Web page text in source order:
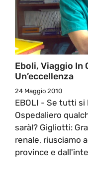
Eboli, Viaggio In
Un’eccellenza
24 Maggio 2010
EBOLI - Se tutti
Ospedaliero
sarà!? Gigliotti:
renale, riusciamo
province e